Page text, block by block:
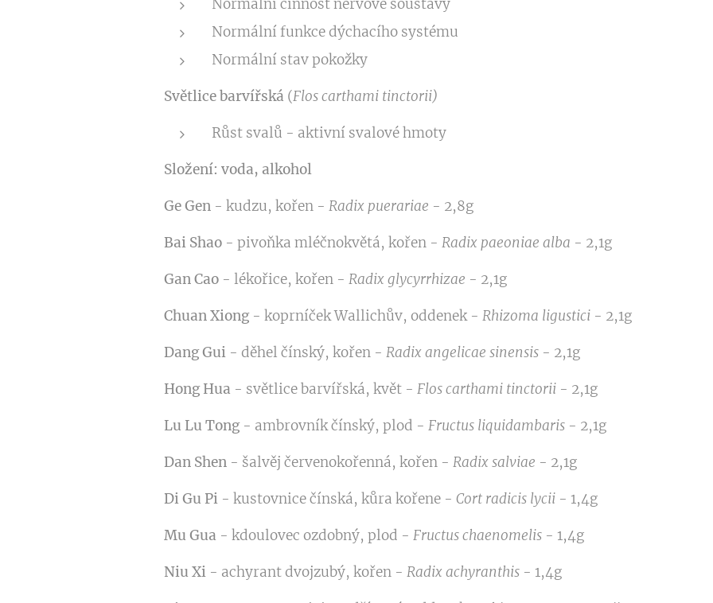
Normální činnost nervové soustavy
Normální funkce dýchacího systému
Normální stav pokožky
Světlice barvířská (Flos carthami tinctorii)
Růst svalů - aktivní svalové hmoty
Složení: voda, alkohol
Ge Gen - kudzu, kořen - Radix puerariae - 2,8g
Bai Shao- pivoňka mléčnokvětá, kořen - Radix paeoniae alba - 2,1g
Gan Cao- lékořice, kořen - Radix glycyrrhizae - 2,1g
Chuan Xiong- koprníček Wallichův, oddenek - Rhizoma ligustici- 2,1g
Dang Gui- děhel čínský, kořen - Radix angelicae sinensis- 2,1g
Hong Hua - světlice barvířská, květ - Flos carthami tinctorii- 2,1g
Lu Lu Tong- ambrovník čínský, plod - Fructus liquidambaris- 2,1g
Dan Shen- šalvěj červenokořenná, kořen - Radix salviae - 2,1g
Di Gu Pi- kustovnice čínská, kůra kořene - Cort radicis lycii- 1,4g
Mu Gua - kdoulovec ozdobný, plod - Fructus chaenomelis- 1,4g
Niu Xi - achyrant dvojzubý, kořen - Radix achyranthis- 1,4g